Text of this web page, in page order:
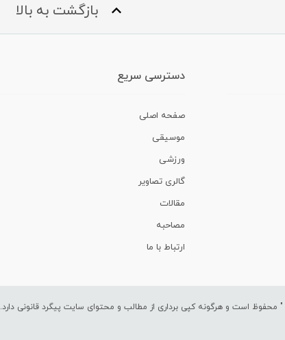
بازگشت به بالا
دسترسی سریع
صفحه اصلی
موسیقی
ورزشی
گالری تصاویر
مقالات
مصاحبه
ارتباط با ما
" محفوظ است و هرگونه کپی برداری از مطالب و محتوای سایت پیگرد قانونی دارد.